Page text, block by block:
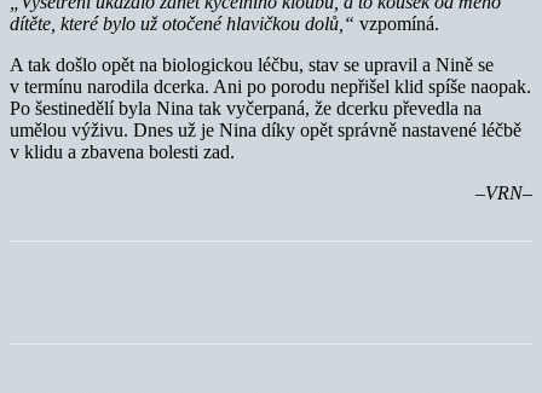
dítěte, které bylo už otočené hlavičkou dolů,“ vzpomíná.
A tak došlo opět na biologickou léčbu, stav se upravil a Nině se
v termínu narodila dcerka. Ani po porodu nepřišel klid spíše naopak.
Po šestinedělí byla Nina tak vyčerpaná, že dcerku převedla na
umělou výživu. Dnes už je Nina díky opět správně nastavené léčbě
v klidu a zbavena bolesti zad.
–VRN–